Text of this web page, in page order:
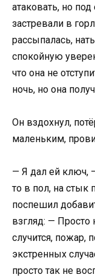
атаковать, но
застревали в
рассыпалась,
спокойную
что она не
ночь, но она
Он вздохнул,
маленьким,
— Я дал ей ключ,
то в пол, на стык
поспешил
взгляд: — Просто
случится, пожар,
экстренных
просто так не